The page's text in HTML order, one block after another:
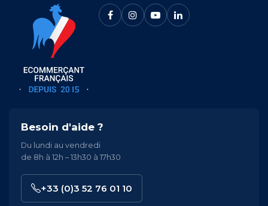
Besoin d'aide ?
Du lundi au vendredi
de 8h à 12h – 13h30 à 17h30
+33 (0)3 52 76 01 10